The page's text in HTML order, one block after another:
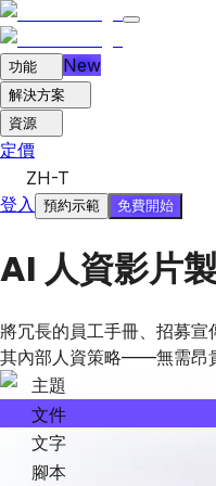
功能 New
解決方案
資源
定價
ZH-T
登入
預約示範 免費開始
AI 人資影片
將冗長的員工手冊、招募
其內部人資策略——無需昂
主題
文件
文字
腳本